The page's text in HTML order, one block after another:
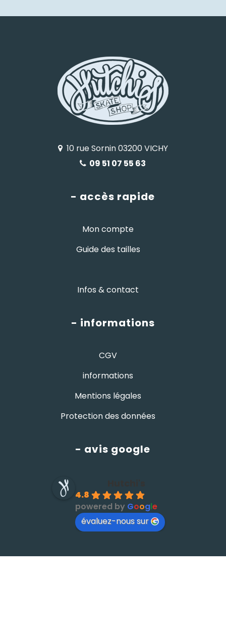
10 rue Sornin 03200 VICHY
09 51 07 55 63
- accès rapide
Mon compte
Guide des tailles
Infos & contact
- informations
CGV
informations
Mentions légales
Protection des données
- avis google
4.8
powered by Google
évaluez-nous sur